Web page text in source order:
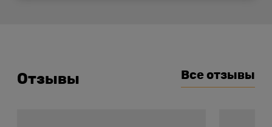
Отзывы Все отзывы